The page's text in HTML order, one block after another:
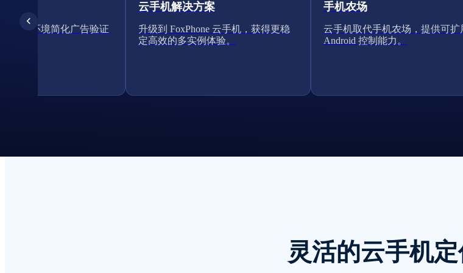
手机环境简化广告验证
云手机解决方案
升级到 FoxPhone 云手机，获得更稳
定高效的多实例体验。
手机农场
云手机取代手机农场，提供可扩
Android 控制能力。
灵活的云手机